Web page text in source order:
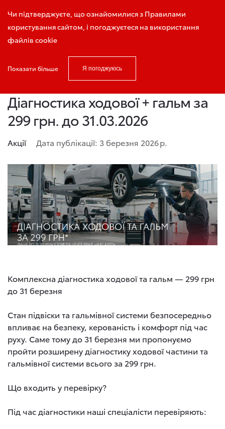
Чи підтверджуєте, що ознайомилися з Правилами
користування сайтом, і погоджуєтеся на використання
файлів cookie
Показати більше Я погоджуюсь
Запис на тест-драйв
Головна Новини і акції Діагностика ходової + гальм за 299
Діагностика ходової + гальм за
299 грн. до 31.03.2026
Акції Дата публікації: 3 березня 2026 р.
Комплексна діагностика ходової та гальм — 299 грн
до 31 березня
Стан підвіски та гальмівної системи безпосередньо
впливає на безпеку, керованість і комфорт під час
руху. Саме тому до 31 березня ми пропонуємо
пройти розширену діагностику ходової частини та
гальмівної системи всього за 299 грн.
Що входить у перевірку?
Під час діагностики наші спеціалісти перевіряють: